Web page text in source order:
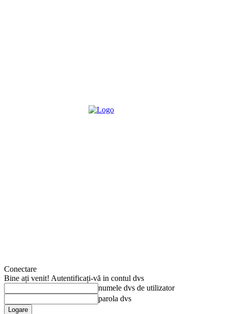
Conectare
Bine ați venit! Autentificați-vă in contul dvs
numele dvs de utilizator
parola dvs